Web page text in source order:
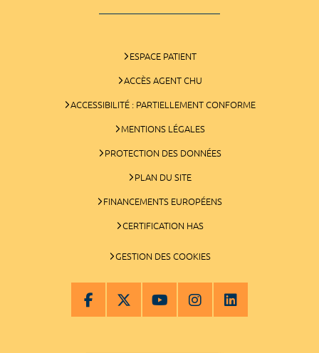
ESPACE PATIENT
ACCÈS AGENT CHU
ACCESSIBILITÉ : PARTIELLEMENT CONFORME
MENTIONS LÉGALES
PROTECTION DES DONNÉES
PLAN DU SITE
FINANCEMENTS EUROPÉENS
CERTIFICATION HAS
GESTION DES COOKIES